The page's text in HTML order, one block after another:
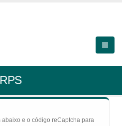
abaixo e o código reCaptcha para